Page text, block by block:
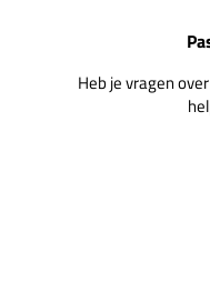
Heb je vragen